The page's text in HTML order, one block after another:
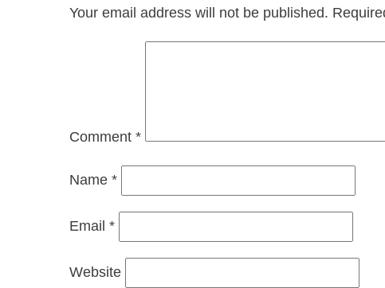
Your email address will not be published.
Comment *
Name *
Email *
Website